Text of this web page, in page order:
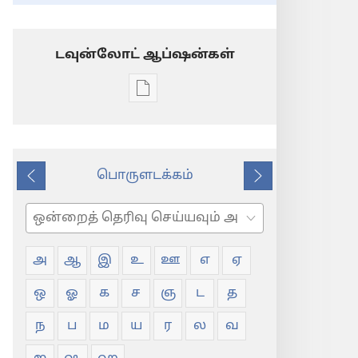
டவுன்லோட் ஆப்ஷன்கள்
டிஜிட்டல்
சொல்
பட்டியல்
முந்தைய
பொருளடக்கம்
அடுத்து
தேடவும்
அ
ஆ இ உ ஊ எ ஏ
ஒ ஓ க ச ஞ ட த
ந ப ம ய ர ல வ